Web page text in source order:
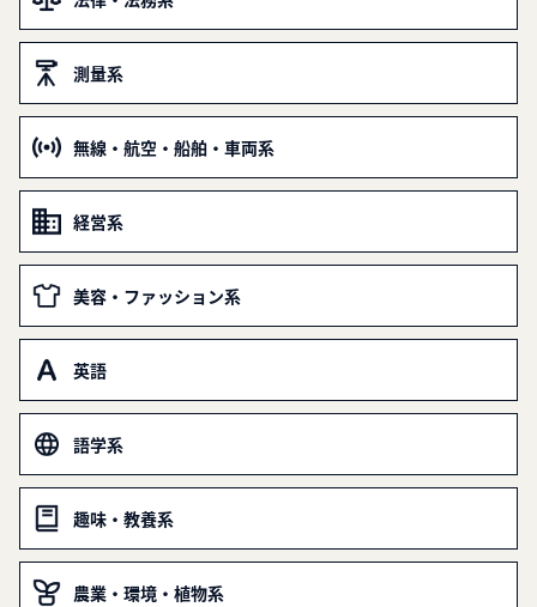
測量系
無線・航空・船舶・車両系
経営系
美容・ファッション系
英語
語学系
趣味・教養系
農業・環境・植物系